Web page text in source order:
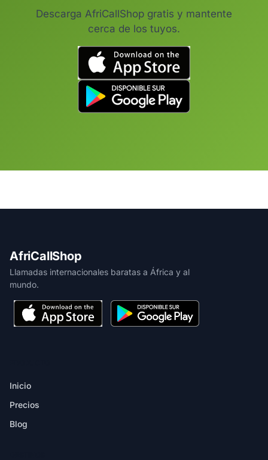
Descarga AfriCallShop gratis y mantente
cerca de los tuyos.
AfriCallShop
Llamadas internacionales baratas a África y al
mundo.
Inicio
Precios
Blog